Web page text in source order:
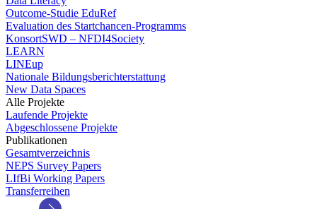
Outcome-Studie EduRef
Evaluation des Startchancen-Programms
KonsortSWD – NFDI4Society
LEARN
LINEup
Nationale Bildungsberichterstattung
New Data Spaces
Alle Projekte
Laufende Projekte
Abgeschlossene Projekte
Publikationen
Gesamtverzeichnis
NEPS Survey Papers
LIfBi Working Papers
Transferreihen